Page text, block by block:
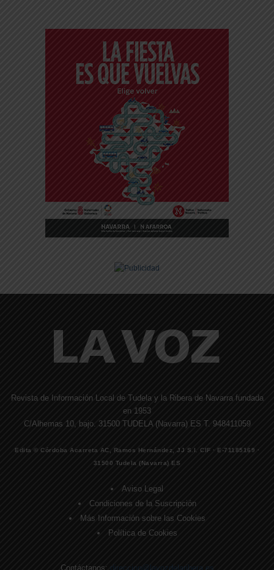
Revista de Información Local de Tudela y la Ribera de Navarra fundada
en 1953
C/Alhemas 10, bajo. 31500 TUDELA (Navarra) ES T. 948411059
Edita © Córdoba Acarreta AC, Ramos Hernández, JJ S.I. CIF · E-71185169 ·
31500 Tudela (Navarra) ES
Aviso Legal
Condiciones de la Suscripción
Más Información sobre las Cookies
Política de Cookies
Contáctanos: direccion@lavozdelaribera.es